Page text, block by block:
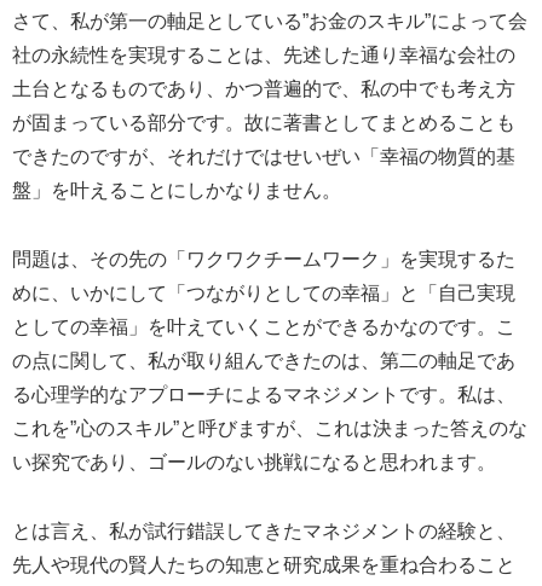
さて、私が第一の軸足としている”お金のスキル”によって会
社の永続性を実現することは、先述した通り幸福な会社の
土台となるものであり、かつ普遍的で、私の中でも考え方
が固まっている部分です。故に著書としてまとめることも
できたのですが、それだけではせいぜい「幸福の物質的基
盤」を叶えることにしかなりません。
問題は、その先の「ワクワクチームワーク」を実現するた
めに、いかにして「つながりとしての幸福」と「自己実現
としての幸福」を叶えていくことができるかなのです。こ
の点に関して、私が取り組んできたのは、第二の軸足であ
る心理学的なアプローチによるマネジメントです。私は、
これを”心のスキル”と呼びますが、これは決まった答えのな
い探究であり、ゴールのない挑戦になると思われます。
とは言え、私が試行錯誤してきたマネジメントの経験と、
先人や現代の賢人たちの知恵と研究成果を重ね合わること